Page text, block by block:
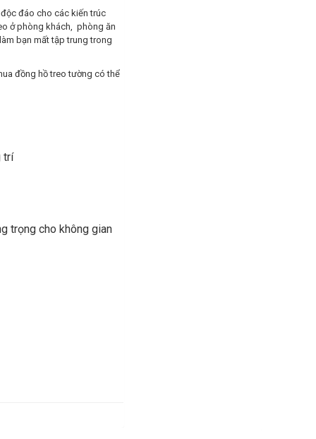
đáo cho các kiến trúc
ở phòng khách, phòng ăn
bạn mất tập trung trong
đồng hồ treo tường có thể
trí
trọng cho không gian